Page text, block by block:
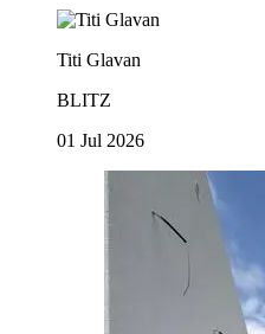
Titi Glavan
BLITZ
01 Jul 2026